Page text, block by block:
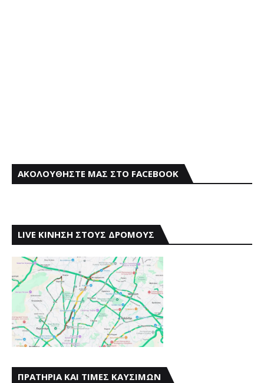
ΑΚΟΛΟΥΘΗΣΤΕ ΜΑΣ ΣΤΟ FACEBOOK
LIVE ΚΙΝΗΣΗ ΣΤΟΥΣ ΔΡΟΜΟΥΣ
ΠΡΑΤΗΡΙΑ ΚΑΙ ΤΙΜΕΣ ΚΑΥΣΙΜΩΝ